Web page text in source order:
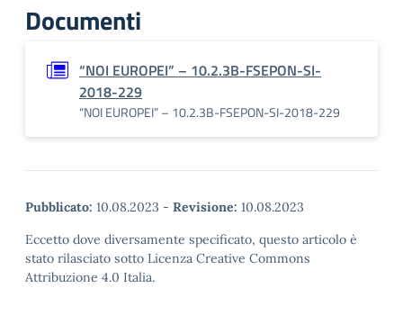
Documenti
“NOI EUROPEI” – 10.2.3B-FSEPON-SI-
2018-229
“NOI EUROPEI” – 10.2.3B-FSEPON-SI-2018-229
Pubblicato: 10.08.2023 - Revisione: 10.08.2023
Eccetto dove diversamente specificato, questo articolo è
stato rilasciato sotto Licenza Creative Commons
Attribuzione 4.0 Italia.